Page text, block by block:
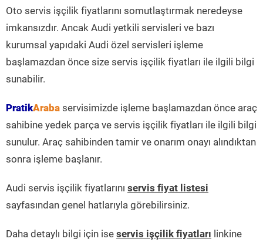
Oto servis işçilik fiyatlarını somutlaştırmak neredeyse
imkansızdır. Ancak Audi yetkili servisleri ve bazı
kurumsal yapıdaki Audi özel servisleri işleme
başlamazdan önce size servis işçilik fiyatları ile ilgili bilgi
sunabilir.
PratikAraba servisimizde işleme başlamazdan önce araç
sahibine yedek parça ve servis işçilik fiyatları ile ilgili bilgi
sunulur. Araç sahibinden tamir ve onarım onayı alındıktan
sonra işleme başlanır.
Audi servis işçilik fiyatlarını servis fiyat listesi
sayfasından genel hatlarıyla görebilirsiniz.
Daha detaylı bilgi için ise servis işçilik fiyatları linkine